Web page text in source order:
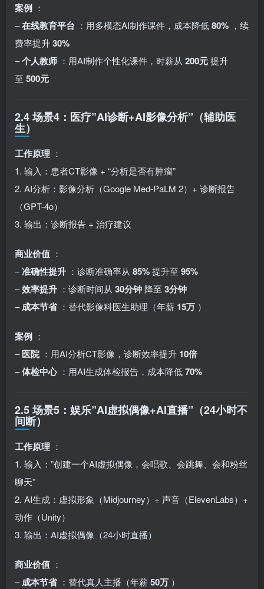
案例 ：
–在线教育平台 ：用多模态AI制作课件，成本降低80% ，续
费率提升30%
–个人教师 ：用AI制作个性化课件，时薪从 200元提升
至 500元
2.4 场景4：医疗”AI诊断+AI影像分析”（辅助医
生）
工作原理 ：
1. 输入：患者CT影像 + “分析是否有肿瘤”
2. AI分析：影像分析（Google Med-PaLM 2）+ 诊断报告
（GPT-4o）
3. 输出：诊断报告 + 治疗建议
商业价值 ：
–准确性提升 ：诊断准确率从 85%提升至 95%
–效率提升 ：诊断时间从 30分钟降至 3分钟
–成本节省 ：替代影像科医生助理（年薪 15万 ）
案例 ：
–医院 ：用AI分析CT影像，诊断效率提升 10倍
–体检中心 ：用AI生成体检报告，成本降低70%
2.5 场景5：娱乐”AI虚拟偶像+AI直播”（24小时不
间断）
工作原理 ：
1. 输入：”创建一个AI虚拟偶像，会唱歌、会跳舞、会和粉丝
聊天”
2. AI生成：虚拟形象（Midjourney）+ 声音（ElevenLabs）+
动作（Unity）
3. 输出：AI虚拟偶像（24小时直播）
商业价值 ：
–成本节省 ：替代真人主播（年薪50万 ）